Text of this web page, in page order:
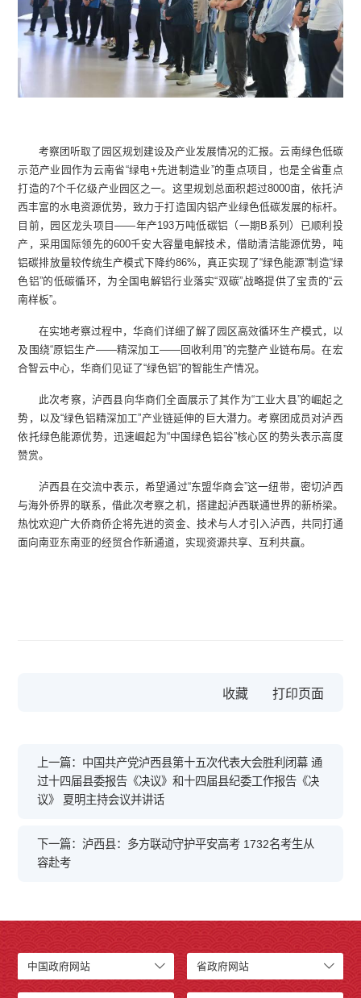
考察团听取了园区规划建设及产业发展情况的汇报。云南绿色低碳
示范产业园作为云南省“绿电+先进制造业”的重点项目，也是全省重点
打造的7个千亿级产业园区之一。这里规划总面积超过8000亩，依托泸
西丰富的水电资源优势，致力于打造国内铝产业绿色低碳发展的标杆。
目前，园区龙头项目——年产193万吨低碳铝（一期B系列）已顺利投
产，采用国际领先的600千安大容量电解技术，借助清洁能源优势，吨
铝碳排放量较传统生产模式下降约86%，真正实现了“绿色能源”制造“绿
色铝”的低碳循环，为全国电解铝行业落实“双碳”战略提供了宝贵的“云
南样板”。
在实地考察过程中，华商们详细了解了园区高效循环生产模式，以
及围绕“原铝生产——精深加工——回收利用”的完整产业链布局。在宏
合智云中心，华商们见证了“绿色铝”的智能生产情况。
此次考察，泸西县向华商们全面展示了其作为“工业大县”的崛起之
势，以及“绿色铝精深加工”产业链延伸的巨大潜力。考察团成员对泸西
依托绿色能源优势，迅速崛起为“中国绿色铝谷”核心区的势头表示高度
赞赏。
泸西县在交流中表示，希望通过“东盟华商会”这一纽带，密切泸西
与海外侨界的联系，借此次考察之机，搭建起泸西联通世界的新桥梁。
热忱欢迎广大侨商侨企将先进的资金、技术与人才引入泸西，共同打通
面向南亚东南亚的经贸合作新通道，实现资源共享、互利共赢。
收藏
上一篇：中国共产党泸西县第十五次代表大会胜利闭幕 通
过十四届县委报告《决议》和十四届县纪委工作报告《决
议》 夏明主持会议并讲话
下一篇：泸西县：多方联动守护平安高考 1732名考生从
容赴考
中国政府网站 省政府网站